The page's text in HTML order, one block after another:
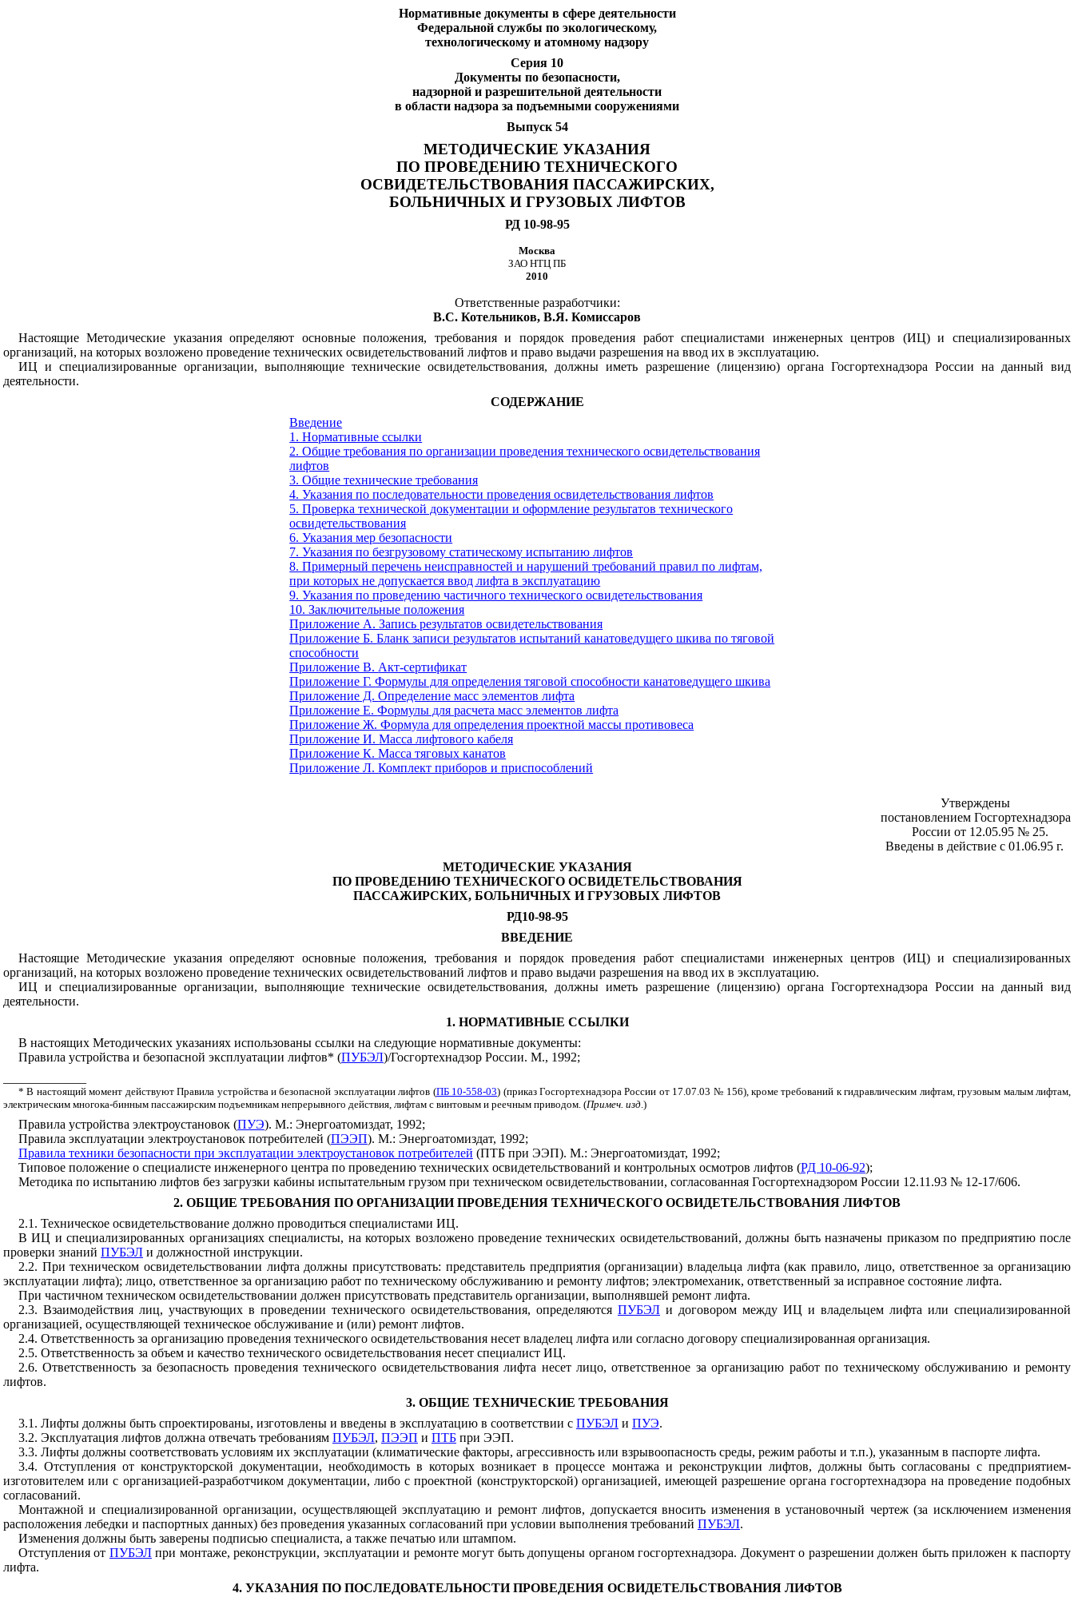
Нормативные документы в сфере деятельности
Федеральной службы по экологическому,
технологическому и атомному надзору
Серия 10
Документы по безопасности,
надзорной и разрешительной деятельности
в области надзора за подъемными сооружениями
Выпуск 54
МЕТОДИЧЕСКИЕ УКАЗАНИЯ
ПО ПРОВЕДЕНИЮ ТЕХНИЧЕСКОГО
ОСВИДЕТЕЛЬСТВОВАНИЯ ПАССАЖИРСКИХ,
БОЛЬНИЧНЫХ И ГРУЗОВЫХ ЛИФТОВ
РД 10-98-95
Москва
ЗАО НТЦ ПБ
2010
Ответственные разработчики:
B.C. Котельников, В.Я. Комиссаров
Настоящие Методические указания определяют основные положения, требования и порядок проведения работ специалистами инженерных центров (ИЦ) и специализированных
организаций, на которых возложено проведение технических освидетельствований лифтов и право выдачи разрешения на ввод их в эксплуатацию.
ИЦ и специализированные организации, выполняющие технические освидетельствования, должны иметь разрешение (лицензию) органа Госгортехнадзора России на данный вид
деятельности.
СОДЕРЖАНИЕ
Введение
1. Нормативные ссылки
2. Общие требования по организации проведения технического освидетельствования
лифтов
3. Общие технические требования
4. Указания по последовательности проведения освидетельствования лифтов
5. Проверка технической документации и оформление результатов технического
освидетельствования
6. Указания мер безопасности
7. Указания по безгрузовому статическому испытанию лифтов
8. Примерный перечень неисправностей и нарушений требований правил по лифтам,
при которых не допускается ввод лифта в эксплуатацию
9. Указания по проведению частичного технического освидетельствования
10. Заключительные положения
Приложение А.Запись результатов освидетельствования
Приложение Б.Бланк записи результатов испытаний канатоведущего шкива по тяговой
способности
Приложение В. Акт-сертификат
Приложение Г.Формулы для определения тяговой способности канатоведущего шкива
Приложение Д.Определение масс элементов лифта
Приложение Е.Формулы для расчета масс элементов лифта
Приложение Ж.Формула для определения проектной массы противовеса
Приложение И.Масса лифтового кабеля
Приложение К.Масса тяговых канатов
Приложение Л.Комплект приборов и приспособлений
Утверждены
постановлением Госгортехнадзора
России от 12.05.95 № 25.
Введены в действие с 01.06.95 г.
МЕТОДИЧЕСКИЕ УКАЗАНИЯ
ПО ПРОВЕДЕНИЮ ТЕХНИЧЕСКОГО ОСВИДЕТЕЛЬСТВОВАНИЯ
ПАССАЖИРСКИХ, БОЛЬНИЧНЫХ И ГРУЗОВЫХ ЛИФТОВ
РД10-98-95
ВВЕДЕНИЕ
Настоящие Методические указания определяют основные положения, требования и порядок проведения работ специалистами инженерных центров (ИЦ) и специализированных
организаций, на которых возложено проведение технических освидетельствований лифтов и право выдачи разрешения на ввод их в эксплуатацию.
ИЦ и специализированные организации, выполняющие технические освидетельствования, должны иметь разрешение (лицензию) органа Госгортехнадзора России на данный вид
деятельности.
1. НОРМАТИВНЫЕ ССЫЛКИ
В настоящих Методических указаниях использованы ссылки на следующие нормативные документы:
Правила устройства и безопасной эксплуатации лифтов* (ПУБЭЛ)/Госгортехнадзор России. М., 1992;
* В настоящий момент действуют Правила устройства и безопасной эксплуатации лифтов (ПБ 10-558-03) (приказ Госгортехнадзора России от 17.07.03 № 156), кроме требований к гидравлическим лифтам, грузовым малым лифтам,
электрическим многока-бинным пассажирским подъемникам непрерывного действия, лифтам с винтовым и реечным приводом. (Примеч. изд.)
Правила устройства электроустановок (ПУЭ). М.: Энергоатомиздат, 1992;
Правила эксплуатации электроустановок потребителей (ПЭЭП). М.: Энергоатомиздат, 1992;
Правила техники безопасности при эксплуатации электроустановок потребителей (ПТБ при ЭЭП). М.: Энергоатомиздат, 1992;
Типовое положение о специалисте инженерного центра по проведению технических освидетельствований и контрольных осмотров лифтов (РД 10-06-92);
Методика по испытанию лифтов без загрузки кабины испытательным грузом при техническом освидетельствовании, согласованная Госгортехнадзором России 12.11.93 № 12-17/606.
2. ОБЩИЕ ТРЕБОВАНИЯ ПО ОРГАНИЗАЦИИ ПРОВЕДЕНИЯ ТЕХНИЧЕСКОГО ОСВИДЕТЕЛЬСТВОВАНИЯ ЛИФТОВ
2.1. Техническое освидетельствование должно проводиться специалистами ИЦ.
В ИЦ и специализированных организациях специалисты, на которых возложено проведение технических освидетельствований, должны быть назначены приказом по предприятию после
проверки знаний ПУБЭЛ и должностной инструкции.
2.2. При техническом освидетельствовании лифта должны присутствовать: представитель предприятия (организации) владельца лифта (как правило, лицо, ответственное за организацию
эксплуатации лифта); лицо, ответственное за организацию работ по техническому обслуживанию и ремонту лифтов; электромеханик, ответственный за исправное состояние лифта.
При частичном техническом освидетельствовании должен присутствовать представитель организации, выполнявшей ремонт лифта.
2.3. Взаимодействия лиц, участвующих в проведении технического освидетельствования, определяются ПУБЭЛи договором между ИЦ и владельцем лифта или специализированной
организацией, осуществляющей техническое обслуживание и (или) ремонт лифтов.
2.4. Ответственность за организацию проведения технического освидетельствования несет владелец лифта или согласно договору специализированная организация.
2.5. Ответственность за объем и качество технического освидетельствования несет специалист ИЦ.
2.6. Ответственность за безопасность проведения технического освидетельствования лифта несет лицо, ответственное за организацию работ по техническому обслуживанию и ремонту
лифтов.
3. ОБЩИЕ ТЕХНИЧЕСКИЕ ТРЕБОВАНИЯ
3.1. Лифты должны быть спроектированы, изготовлены и введены в эксплуатацию в соответствии с ПУБЭЛи ПУЭ.
3.2. Эксплуатация лифтов должна отвечать требованиям ПУБЭЛ, ПЭЭП и ПТБпри ЭЭП.
3.3. Лифты должны соответствовать условиям их эксплуатации (климатические факторы, агрессивность или взрывоопасность среды, режим работы и т.п.), указанным в паспорте лифта.
3.4. Отступления от конструкторской документации, необходимость в которых возникает в процессе монтажа и реконструкции лифтов, должны быть согласованы с предприятием-
изготовителем или с организацией-разработчиком документации, либо с проектной (конструкторской) организацией, имеющей разрешение органа госгортехнадзора на проведение подобных
согласований.
Монтажной и специализированной организации, осуществляющей эксплуатацию и ремонт лифтов, допускается вносить изменения в установочный чертеж (за исключением изменения
расположения лебедки и паспортных данных) без проведения указанных согласований при условии выполнения требований ПУБЭЛ.
Изменения должны быть заверены подписью специалиста, а также печатью или штампом.
Отступления от ПУБЭЛпри монтаже, реконструкции, эксплуатации и ремонте могут быть допущены органом госгортехнадзора. Документ о разрешении должен быть приложен к паспорту
лифта.
4. УКАЗАНИЯ ПО ПОСЛЕДОВАТЕЛЬНОСТИ ПРОВЕДЕНИЯ ОСВИДЕТЕЛЬСТВОВАНИЯ ЛИФТОВ